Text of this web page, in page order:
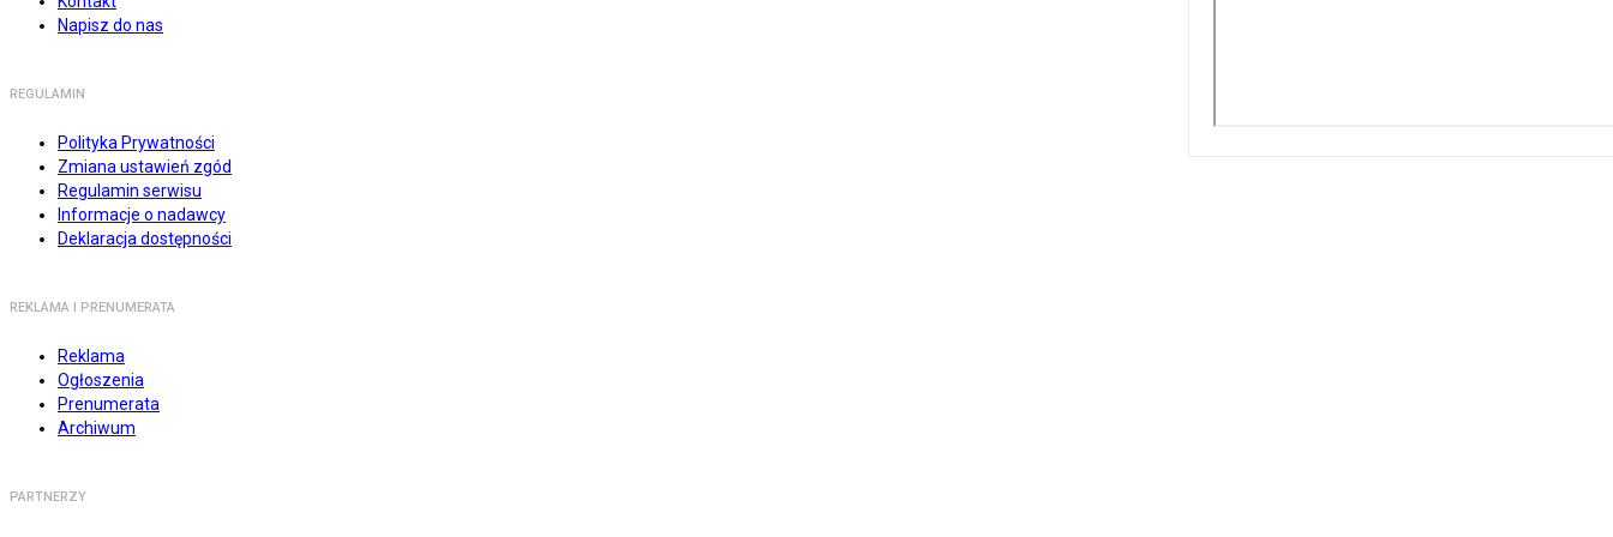
Napisz do nas
REGULAMIN
Polityka Prywatności
Zmiana ustawień zgód
Regulamin serwisu
Informacje o nadawcy
Deklaracja dostępności
REKLAMA I PRENUMERATA
Reklama
Ogłoszenia
Prenumerata
Archiwum
PARTNERZY